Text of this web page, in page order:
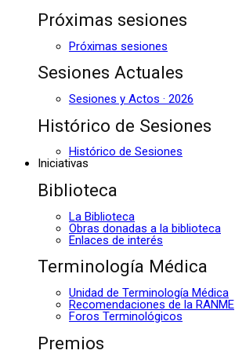
Próximas sesiones
Próximas sesiones
Sesiones Actuales
Sesiones y Actos · 2026
Histórico de Sesiones
Histórico de Sesiones
Iniciativas
Biblioteca
La Biblioteca
Obras donadas a la biblioteca
Enlaces de interés
Terminología Médica
Unidad de Terminología Médica
Recomendaciones de la RANME
Foros Terminológicos
Premios